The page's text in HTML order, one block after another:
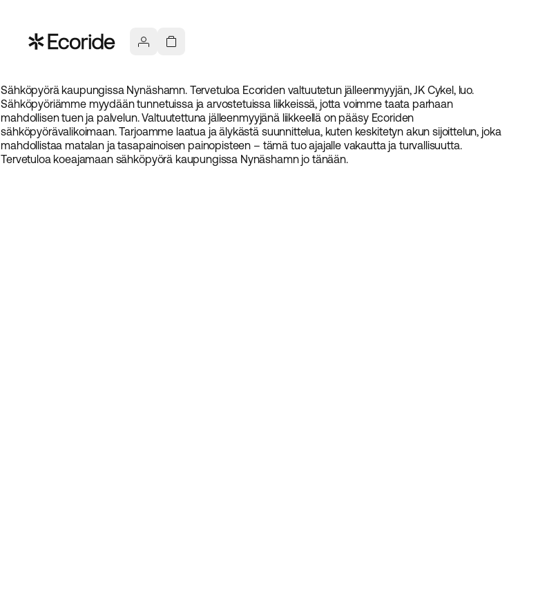
Sähköpyörä kaupungissa Nynäshamn. Tervetuloa Ecoriden valtuutetun jälleenmyyjän, JK Cykel, luo.
Sähköpyöriämme myydään tunnetuissa ja arvostetuissa liikkeissä, jotta voimme taata parhaan
mahdollisen tuen ja palvelun. Valtuutettuna jälleenmyyjänä liikkeellä on pääsy Ecoriden
sähköpyörävalikoimaan. Tarjoamme laatua ja älykästä suunnittelua, kuten keskitetyn akun sijoittelun, joka
mahdollistaa matalan ja tasapainoisen painopisteen – tämä tuo ajajalle vakautta ja turvallisuutta.
Tervetuloa koeajamaan sähköpyörä kaupungissa Nynäshamn jo tänään.